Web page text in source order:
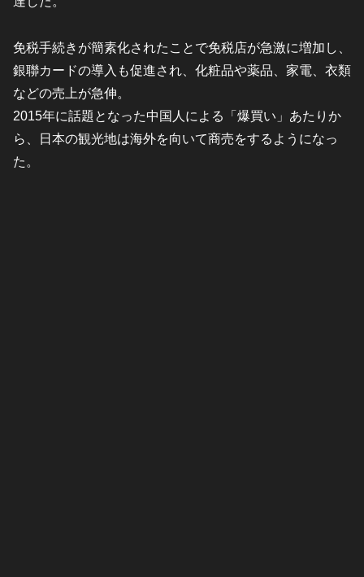
免税手続きが簡素化されたことで免税店が急激に増加し、
銀聯カードの導入も促進され、化粧品や薬品、家電、衣類
などの売上が急伸。
2015年に話題となった中国人による「爆買い」あたりか
ら、日本の観光地は海外を向いて商売をするようになっ
た。